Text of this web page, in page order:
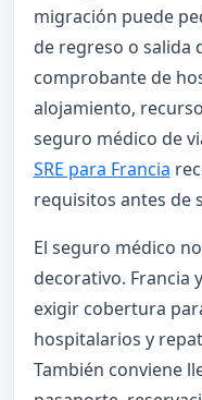
migración puede
de regreso o salida
comprobante de
alojamiento,
seguro médico de
SRE para Francia
requisitos antes de
El seguro médico
decorativo. Francia
exigir cobertura
hospitalarios y
También conviene